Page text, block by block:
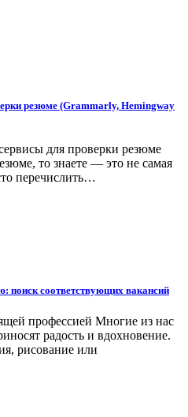
резюме (Grammarly, Hemingway
для проверки резюме
то знаете — это не самая
перечислить…
поиск соответствующих вакансий
профессией Многие из нас
радость и вдохновение.
рисование или